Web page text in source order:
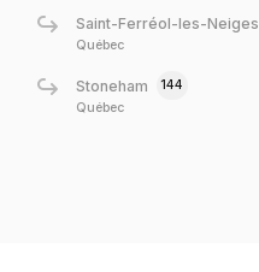
Saint-Ferréol-les-Neiges
Québec
Stoneham
144
Québec